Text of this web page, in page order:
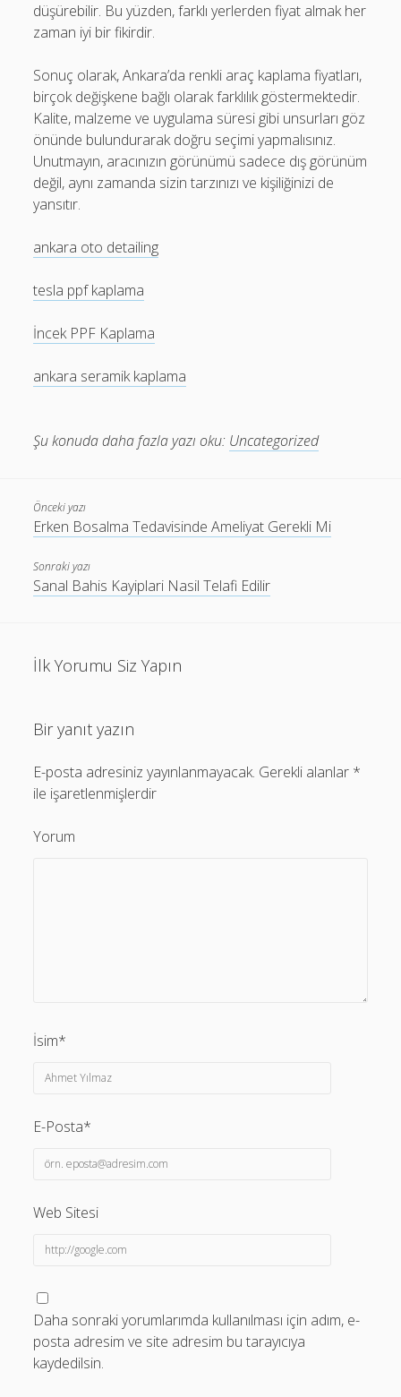
düşürebilir. Bu yüzden, farklı yerlerden fiyat almak her
zaman iyi bir fikirdir.
Sonuç olarak, Ankara’da renkli araç kaplama fiyatları,
birçok değişkene bağlı olarak farklılık göstermektedir.
Kalite, malzeme ve uygulama süresi gibi unsurları göz
önünde bulundurarak doğru seçimi yapmalısınız.
Unutmayın, aracınızın görünümü sadece dış görünüm
değil, aynı zamanda sizin tarzınızı ve kişiliğinizi de
yansıtır.
ankara oto detailing
tesla ppf kaplama
İncek PPF Kaplama
ankara seramik kaplama
Şu konuda daha fazla yazı oku: Uncategorized
Önceki yazı
Erken Bosalma Tedavisinde Ameliyat Gerekli Mi
Sonraki yazı
Sanal Bahis Kayiplari Nasil Telafi Edilir
İlk Yorumu Siz Yapın
Bir yanıt yazın
E-posta adresiniz yayınlanmayacak. Gerekli alanlar *
ile işaretlenmişlerdir
Yorum
İsim*
E-Posta*
Web Sitesi
Daha sonraki yorumlarımda kullanılması için adım, e-
posta adresim ve site adresim bu tarayıcıya
kaydedilsin.